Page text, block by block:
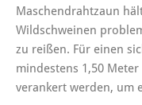
Maschendrahtzaun
Wildschweinen
zu reißen. Für einen
mindestens 1,50 Meter
verankert werden, um